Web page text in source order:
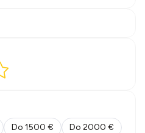
Do 1500 € Do 2000 €